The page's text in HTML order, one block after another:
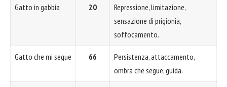
Gatto in gabbia 20
Repressione, limitazione,
sensazione di prigionia,
soffocamento.
Gatto che mi segue 66
Persistenza, attaccamento,
ombra che segue, guida.